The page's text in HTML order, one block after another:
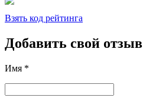
Взять код рейтинга
Добавить свой отзыв
Имя *